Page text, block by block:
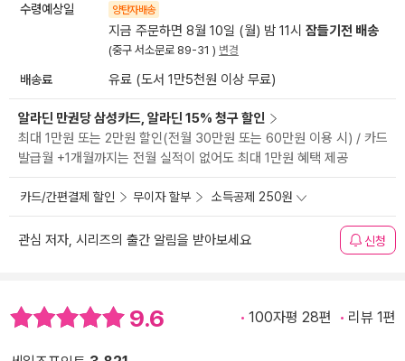
수령예상일 양탄자배송
지금 주문하면 8월 10일 (월) 밤 11시 잠들기전 배송
(중구 서소문로 89-31 ) 변경
배송료 유료 (도서 1만5천원 이상 무료)
알라딘 만권당 삼성카드, 알라딘 15% 청구 할인
최대 1만원 또는 2만원 할인(전월 30만원 또는 60만원 이용 시) / 카드
발급월 +1개월까지는 전월 실적이 없어도 최대 1만원 혜택 제공
카드/간편결제 할인 무이자 할부 소득공제 250원
관심 저자, 시리즈의 출간 알림을 받아보세요 신청
9.6 100자평 28편 리뷰 1편